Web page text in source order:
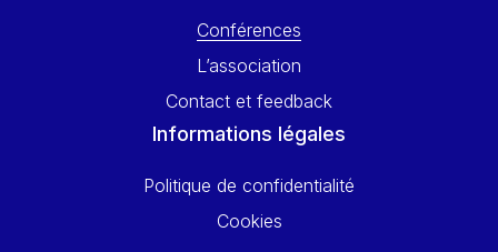
Conférences
L’association
Contact et feedback
Informations légales
Politique de confidentialité
Cookies